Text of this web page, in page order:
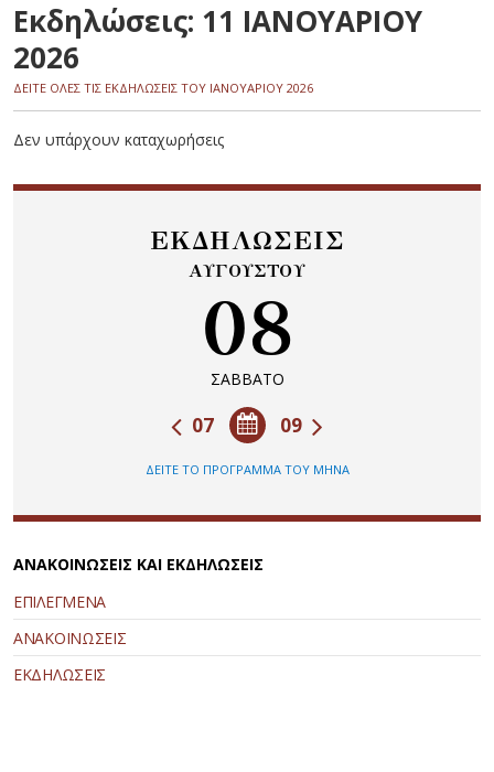
Εκδηλώσεις: 11 ΙΑΝΟΥΑΡΙΟΥ
2026
ΔΕΙΤΕ ΟΛΕΣ ΤΙΣ ΕΚΔΗΛΩΣΕΙΣ ΤΟΥ ΙΑΝΟΥΑΡΙΟΥ 2026
Δεν υπάρχουν καταχωρήσεις
ΕΚΔΗΛΩΣΕΙΣ
ΑΥΓΟΥΣΤΟΥ
08
ΣΑΒΒΑΤΟ
09
07
ΔΕΙΤΕ ΤΟ ΠΡΟΓΡΑΜΜΑ ΤΟΥ ΜΗΝΑ
ΑΝΑΚΟΙΝΩΣΕΙΣ ΚΑΙ ΕΚΔΗΛΩΣΕΙΣ
ΕΠΙΛΕΓΜΕΝΑ
ΑΝΑΚΟΙΝΩΣΕΙΣ
ΕΚΔΗΛΩΣΕΙΣ